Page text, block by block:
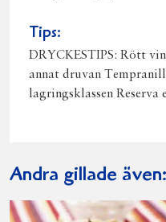
Tips:
DRYCKESTIPS: Rött
annat druvan
lagringsklassen Reserva
Andra gillade även: